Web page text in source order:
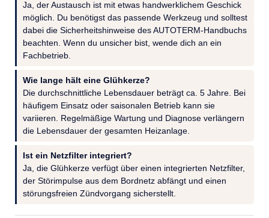
Ja, der Austausch ist mit etwas handwerklichem Geschick
möglich. Du benötigst das passende Werkzeug und solltest
dabei die Sicherheitshinweise des AUTOTERM-Handbuchs
beachten. Wenn du unsicher bist, wende dich an ein
Fachbetrieb.
Wie lange hält eine Glühkerze?
Die durchschnittliche Lebensdauer beträgt ca. 5 Jahre. Bei
häufigem Einsatz oder saisonalen Betrieb kann sie
variieren. Regelmäßige Wartung und Diagnose verlängern
die Lebensdauer der gesamten Heizanlage.
Ist ein Netzfilter integriert?
Ja, die Glühkerze verfügt über einen integrierten Netzfilter,
der Störimpulse aus dem Bordnetz abfängt und einen
störungsfreien Zündvorgang sicherstellt.